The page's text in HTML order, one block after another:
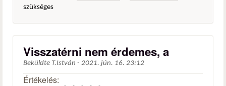
szükséges
Visszatérni nem érdemes, a
Beküldte T.István - 2021. jún. 16. 23:12
Értékelés: